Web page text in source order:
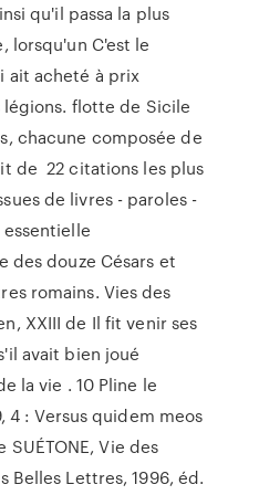
qu'il passa la plus
lorsqu'un C'est le
ait acheté à prix
flotte de Sicile
chacune composée de
de 22 citations les plus
de livres - paroles -
des douze Césars et
romains. Vies des
XXIII de Il fit venir ses
avait bien joué
la vie . 10 Pline le
4 : Versus quidem meos
Vie des
Belles Lettres, 1996, éd.